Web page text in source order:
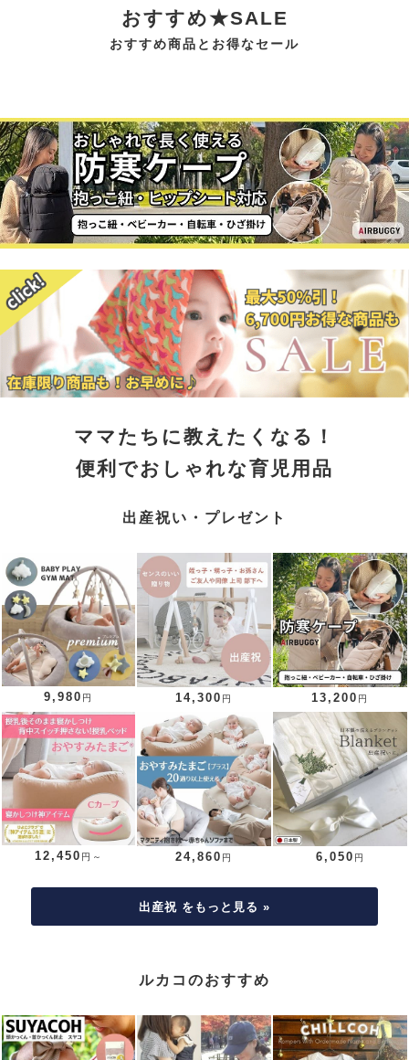
おすすめ★SALE
おすすめ商品とお得なセール
ママたちに教えたくなる！
便利でおしゃれな育児用品
出産祝い・プレゼント
9,980 円 14,300 円 13,200 円
12,450 円～ 24,860 円 6,050 円
出産祝 をもっと見る »
ルカコのおすすめ